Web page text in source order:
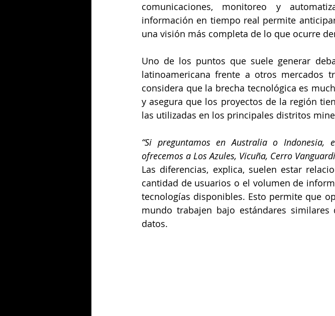
comunicaciones, monitoreo y
información en tiempo real permite
una visión más completa de lo que ocurre
Uno de los puntos que suele generar
latinoamericana frente a otros mercados
considera que la brecha tecnológica es
y asegura que los proyectos de la región
las utilizadas en los principales distritos
“Si preguntamos en Australia o
ofrecemos a Los Azules, Vicuña, Cerro
Las diferencias, explica, suelen estar
cantidad de usuarios o el volumen de
tecnologías disponibles. Esto permite que
mundo trabajen bajo estándares
datos.